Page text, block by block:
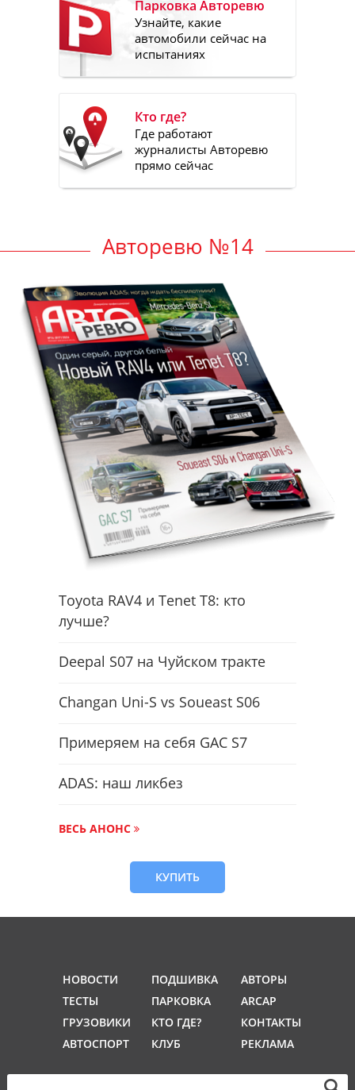
Парковка Авторевю
Узнайте, какие
автомобили сейчас на
испытаниях
Кто где?
Где работают
журналисты Авторевю
прямо сейчас
Авторевю №14
Toyota RAV4 и Tenet T8: кто
лучше?
Deepal S07 на Чуйском тракте
Changan Uni-S vs Soueast S06
Примеряем на себя GAC S7
ADAS: наш ликбез
ВЕСЬ АНОНС
КУПИТЬ
НОВОСТИ
ТЕСТЫ
ГРУЗОВИКИ
АВТОСПОРТ
ПОДШИВКА
ПАРКОВКА
КТО ГДЕ?
КЛУБ
АВТОРЫ
ARCAP
КОНТАКТЫ
РЕКЛАМА